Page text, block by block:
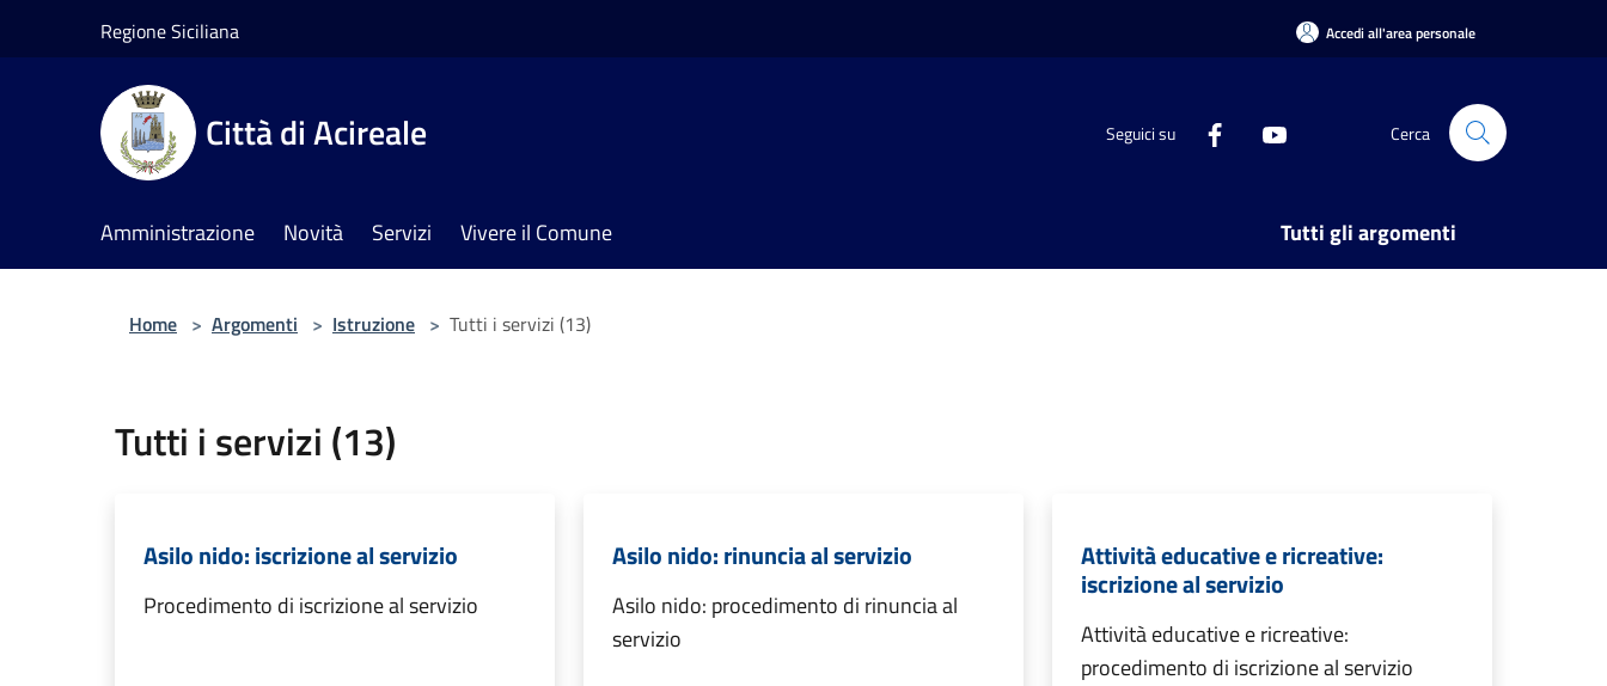
Regione Siciliana Accedi all'area personale
Città di Acireale Seguici su Cerca
Amministrazione Novità Servizi Vivere il Comune Tutti gli argomenti
Home > Argomenti > Istruzione > Tutti i servizi (13)
Tutti i servizi (13)
Asilo nido: iscrizione al servizio
Procedimento di iscrizione al servizio
Asilo nido: rinuncia al servizio
Asilo nido: procedimento di rinuncia al
servizio
Attività educative e ricreative:
iscrizione al servizio
Attività educative e ricreative:
procedimento di iscrizione al servizio